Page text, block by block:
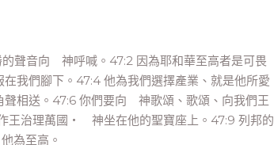
聲音向 神呼喊。47:2 因為耶和華至高者是可畏
我們腳下。47:4 他為我們選擇產業、就是他所愛
相送。47:6 你們要向 神歌頌、歌頌、向我們王
王治理萬國‧ 神坐在他的聖寶座上。47:9 列邦的
為至高。